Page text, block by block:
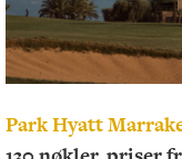
Park Hyatt